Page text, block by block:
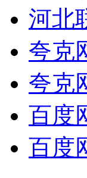
河北
夸克
夸克
百度
百度